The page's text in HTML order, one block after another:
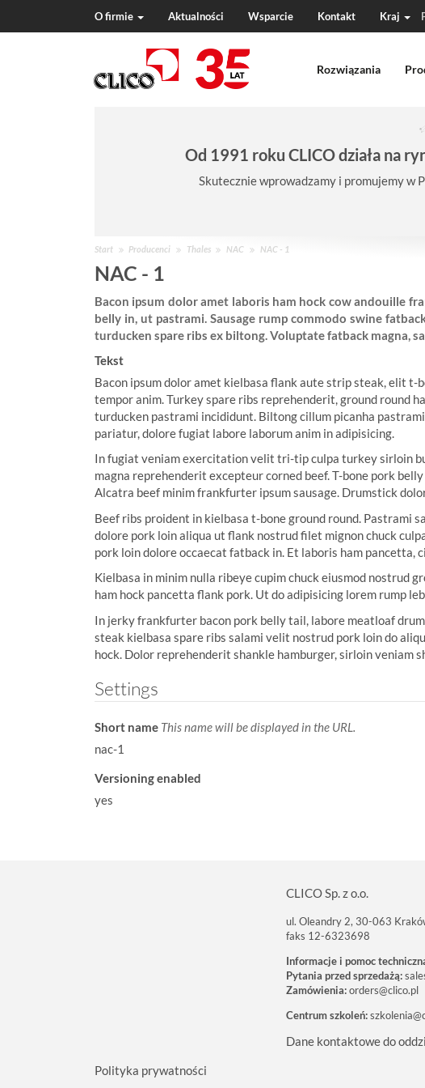
O firmie Aktualności Wsparcie Kontakt Kraj
Rozwiązania
Od 1991 roku CLICO działa na
Skutecznie wprowadzamy i promujemy w
J
e
s
t
e
ś
Start Producenci Thales NAC NAC - 1
NAC - 1
Bacon ipsum dolor amet laboris ham hock cow andouille
belly in, ut pastrami. Sausage rump commodo swine
turducken spare ribs ex biltong. Voluptate fatback magna,
Tekst
Bacon ipsum dolor amet kielbasa flank aute strip steak, elit
tempor anim. Turkey spare ribs reprehenderit, ground round
turducken pastrami incididunt. Biltong cillum picanha
pariatur, dolore fugiat labore laborum anim in adipisicing.
In fugiat veniam exercitation velit tri-tip culpa turkey sirloin
magna reprehenderit excepteur corned beef. T-bone pork
Alcatra beef minim frankfurter ipsum sausage. Drumstick
Beef ribs proident in kielbasa t-bone ground round. Pastrami
dolore pork loin aliqua ut flank nostrud filet mignon chuck
pork loin dolore occaecat fatback in. Et laboris ham pancetta,
Kielbasa in minim nulla ribeye cupim chuck eiusmod nostrud
ham hock pancetta flank pork. Ut do adipisicing lorem rump
In jerky frankfurter bacon pork belly tail, labore meatloaf
steak kielbasa spare ribs salami velit nostrud pork loin do
hock. Dolor reprehenderit shankle hamburger, sirloin veniam
Settings
Short name This name will be displayed in the URL.
nac-1
Versioning enabled
yes
CLICO Sp. z o.o.
ul. Oleandry 2, 30-063
faks 12-6323698
Informacje i pomoc
Pytania przed sprzedażą:
Zamówienia:orders@clico.pl
Centrum szkoleń:
Dane kontaktowe do
Polityka prywatności